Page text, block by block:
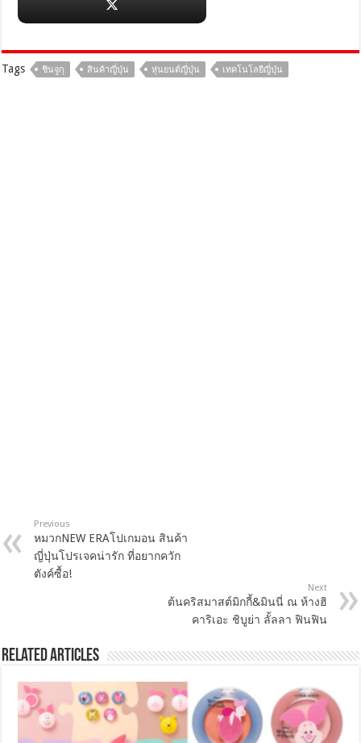
Tags ชินจูกุ สินค้าญี่ปุ่น หุ่นยนต์ญี่ปุ่น เทคโนโลยีญี่ปุ่น
Previous
หมวกNEW ERAโปเกมอน สินค้า
ญี่ปุ่นโปรเจคน่ารัก ที่อยากควัก
ตังค์ซื้อ!
Next
ต้นคริสมาสต์มิกกี้&มินนี่ ณ ห้างฮิ
คาริเอะ ชิบูย่า ลั้ลลา ฟินฟิน
Related Articles